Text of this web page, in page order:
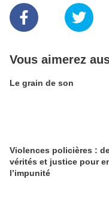
Vous aimerez
Le grain de son
Violences policières :
vérités et justice pour
l’impunité